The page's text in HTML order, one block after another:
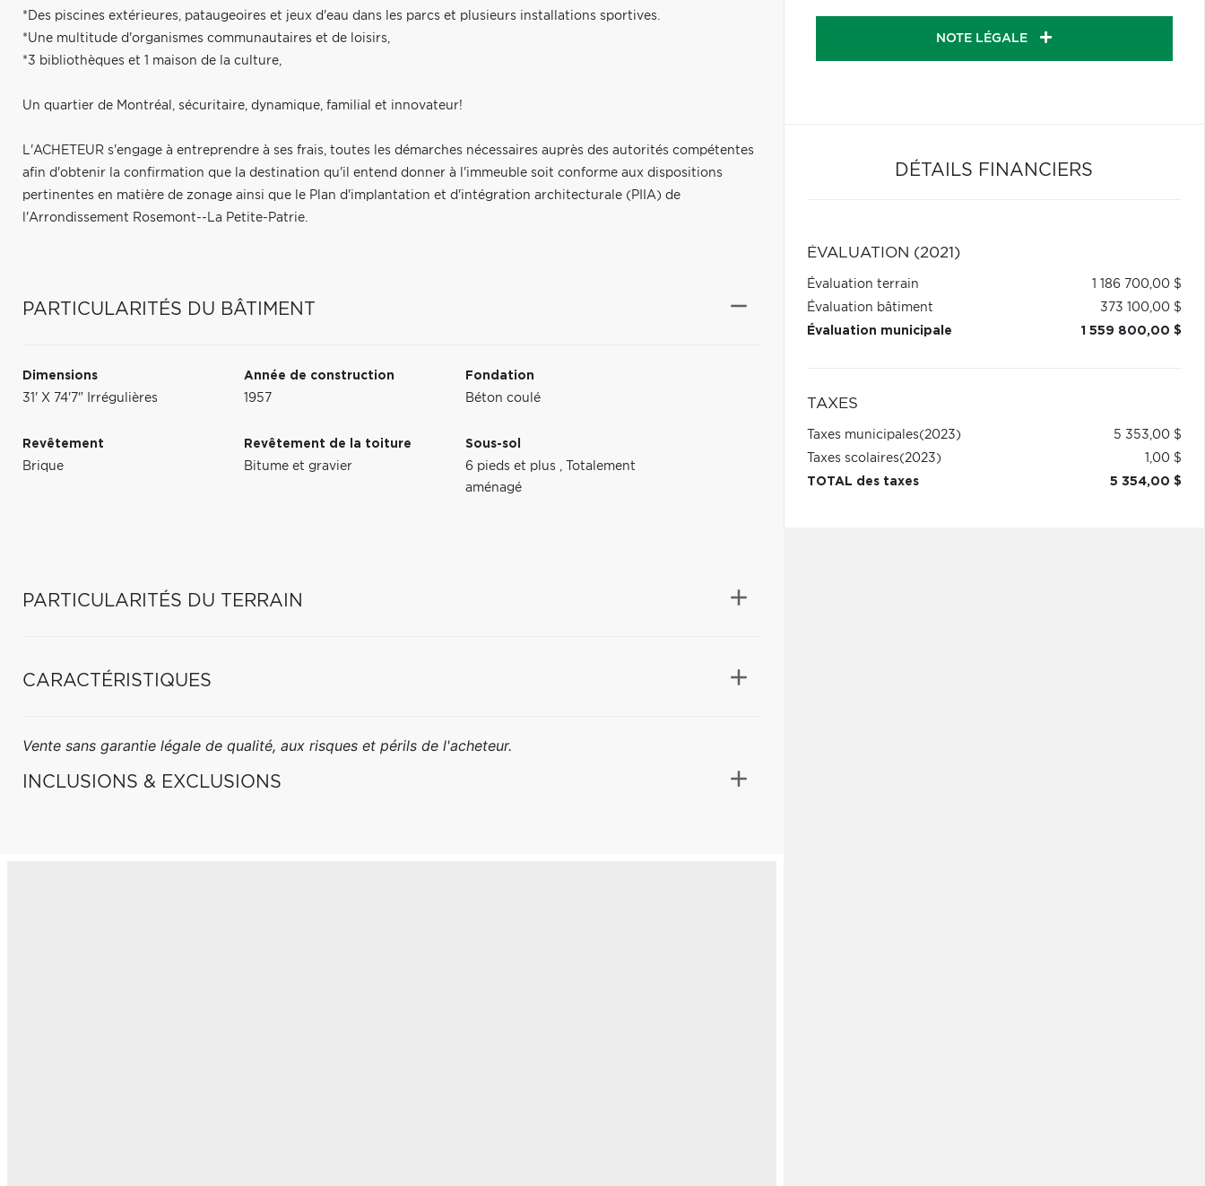
*Des piscines extérieures, pataugeoires et jeux d'eau dans les parcs et plusieurs installations sportives.
*Une multitude d'organismes communautaires et de loisirs,
*3 bibliothèques et 1 maison de la culture,
Un quartier de Montréal, sécuritaire, dynamique, familial et innovateur!
L'ACHETEUR s'engage à entreprendre à ses frais, toutes les démarches nécessaires auprès des autorités compétentes
afin d'obtenir la confirmation que la destination qu'il entend donner à l'immeuble soit conforme aux dispositions
pertinentes en matière de zonage ainsi que le Plan d'implantation et d'intégration architecturale (PIIA) de
l'Arrondissement Rosemont--La Petite-Patrie.
PARTICULARITÉS DU BÂTIMENT
Dimensions
31' X 74'7" Irrégulières
Année de construction
1957
Fondation
Béton coulé
Revêtement
Brique
Revêtement de la toiture
Bitume et gravier
Sous-sol
6 pieds et plus
Totalement
aménagé
PARTICULARITÉS DU TERRAIN
CARACTÉRISTIQUES
Vente sans garantie légale de qualité, aux risques et périls de l'acheteur.
INCLUSIONS & EXCLUSIONS
NOTE LÉGALE
DÉTAILS FINANCIERS
ÉVALUATION (2021)
Évaluation terrain
1 186 700,00 $
Évaluation bâtiment
373 100,00 $
Évaluation municipale
1 559 800,00 $
TAXES
Taxes municipales(2023)
5 353,00 $
Taxes scolaires(2023)
1,00 $
TOTAL des taxes
5 354,00 $